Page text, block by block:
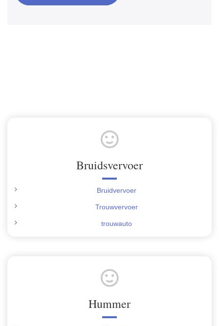
Bruidsvervoer
Bruidvervoer
Trouwvervoer
trouwauto
Hummer